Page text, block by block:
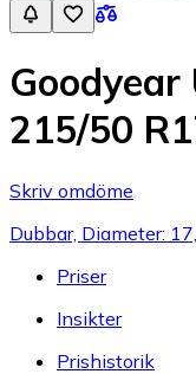
215/50
Skriv omdöme
Dubbar, Diameter:
Priser
Insikter
Prishistorik